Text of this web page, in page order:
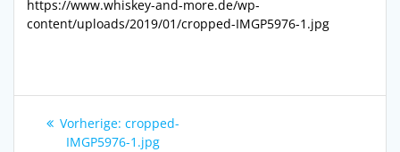
https://www.whiskey-and-more.de/wp-
content/uploads/2019/01/cropped-IMGP5976-1.jpg
Beitragsnavigation
Vorherige: Vorheriger
Beitrag:
cropped-
IMGP5976-1.jpg